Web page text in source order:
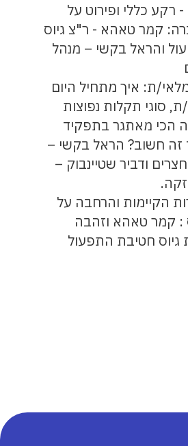
רקע כללי ופירוט על
קמר טאהא - ר"צ גיוס
והראל בקשי – מנהל
ת: איך מתחיל היום
סוגי תקלות נפוצות
הכי מאתגר בתפקיד
זה חשוב? הראל בקשי –
ודביר שטיינבוק –
הקיימות והרחבה על
: קמר טאהא וזהבה
גיוס חטיבת התפעול